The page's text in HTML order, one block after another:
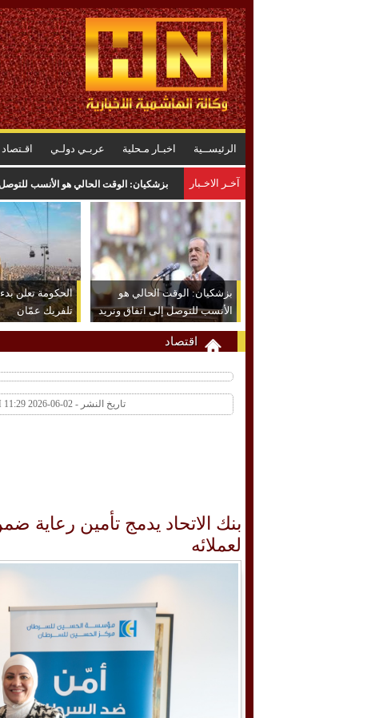
الرئيســية اخبـار مـحلية عربـي دولـي اقـتصاد
آخـر الاخـبار بزشكيان: الوقت الحالي هو الأنسب
بزشكيان: الوقت الحالي هو
الأنسب للتوصل إلى اتفاق ونريد
حل القضايا عبر المفاوضات
الحكومة تعلن
تلفريك عمّان
اقتصاد
تاريخ النشر - 02-06-2026 11:29 AM عدد المشاهدات 1 | عدد التعليقات 0
بنك الاتحاد يدمج تأمين رعاية
لعملائه